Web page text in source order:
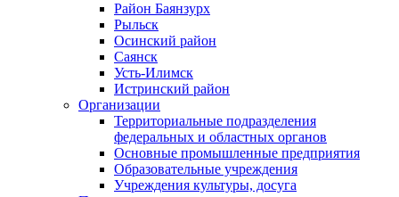
Район Баянзурх
Рыльск
Осинский район
Саянск
Усть-Илимск
Истринский район
Организации
Территориальные подразделения
федеральных и областных органов
Основные промышленные предприятия
Образовательные учреждения
Учреждения культуры, досуга